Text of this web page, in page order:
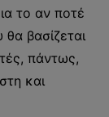
το αν ποτέ
βασίζεται
πάντως,
και